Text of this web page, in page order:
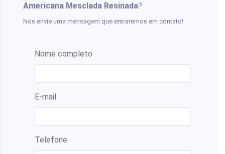
Americana Mesclada Resinada?
Nos envie uma mensagem que entraremos em contato!
Nome completo
E-mail
Telefone